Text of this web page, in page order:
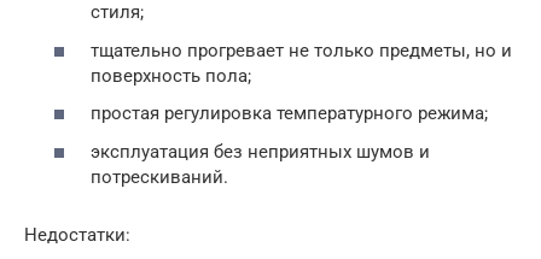
стиля;
тщательно прогревает не только предметы, но и
поверхность пола;
простая регулировка температурного режима;
эксплуатация без неприятных шумов и
потрескиваний.
Недостатки: